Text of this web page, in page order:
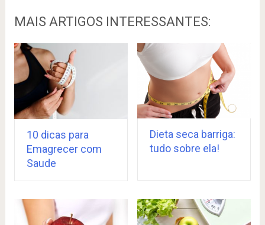
MAIS ARTIGOS INTERESSANTES:
10 dicas para
Emagrecer com
Saude
Dieta seca barriga:
tudo sobre ela!